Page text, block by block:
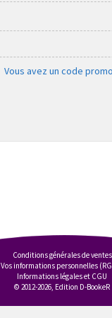
Vous avez un code
Conditions générales de ventes
Vos informations personnelles
Informations légales et CGU
© 2012-2026, Edition D-BookeR